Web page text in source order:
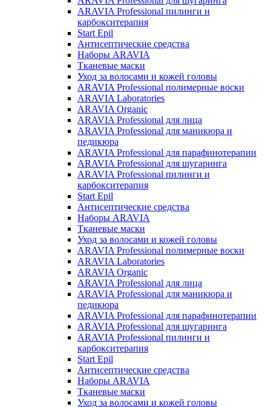
ARAVIA Professional пилинги и
карбокситерапия
Start Epil
Антисептические средства
Наборы ARAVIA
Тканевые маски
Уход за волосами и кожей головы
ARAVIA Professional полимерные воски
ARAVIA Laboratories
ARAVIA Organic
ARAVIA Professional для лица
ARAVIA Professional для маникюра и
педикюра
ARAVIA Professional для парафинотерапии
ARAVIA Professional для шугаринга
ARAVIA Professional пилинги и
карбокситерапия
Start Epil
Антисептические средства
Наборы ARAVIA
Тканевые маски
Уход за волосами и кожей головы
ARAVIA Professional полимерные воски
ARAVIA Laboratories
ARAVIA Organic
ARAVIA Professional для лица
ARAVIA Professional для маникюра и
педикюра
ARAVIA Professional для парафинотерапии
ARAVIA Professional для шугаринга
ARAVIA Professional пилинги и
карбокситерапия
Start Epil
Антисептические средства
Наборы ARAVIA
Тканевые маски
Уход за волосами и кожей головы